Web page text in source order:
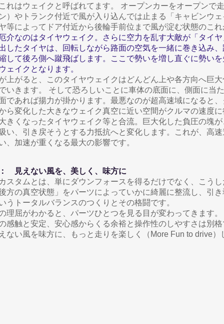
れはウェイクと呼ばれてます。 オープンカーをオープンで
）やトランク付近で風が入り込んでは止まる「キャビンウ
等によってドア付近から後輪手前位まで風が淀む状態のこ
介なのはタイヤウェイク。
さらに空力を乱す大敵が「タイ
したタイヤは、回転しながら路面の空気を一緒に巻き込み
して後ろ側へ蹴飛ばします。ここで勢いを増し直ぐに勢い
ェイクとなります。
上がると、このタイヤウェイクはどんどん上や各方向へ巨
いきます。 そして恐ろしいことに車体の底面に、側面に当
であれば揚力が掛かります。最悪なのが超高速域になると
ら変化した大きなウェイク真空に近い空間がクルマの速度
きくなったタイヤウェイク等と合流。
巨大化した負圧の塊
い、引き戻そうとする力抵抗へと変化します。これが、高
、加速が重くなる最大の影響です。
見えない風を、美しく、味方に
スタムとは、単にダウンフォースを得るだけでなく、こう
方の真空状態」をパーツによっていかに綺麗に整流し、引
うトータルバランスのつくりとその格闘です。
理屈がわかると、パーツひとつを見る目が変わってきます
感触と安定、安心感からくる余裕と操作性のしやすさは別
ない風を味方に、もっと走りを楽しく（More Fun to drive）